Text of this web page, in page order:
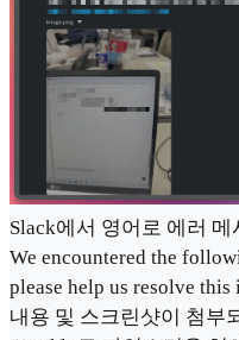
Slack에서 영어로 에러
We encountered the
please help us resolve
내용 및 스크린샷이 첨부